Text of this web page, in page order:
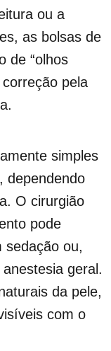
ou a
as bolsas de
de “olhos
correção pela
simples
dependendo
O cirurgião
pode
sedação ou,
geral.
da pele,
com o